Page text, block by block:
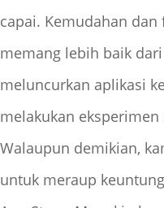
capai. Kemudahan
memang lebih baik
meluncurkan aplikasi
melakukan
Walaupun demikian,
untuk meraup